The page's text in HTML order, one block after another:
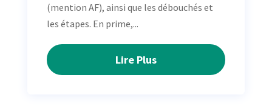
(mention AF), ainsi que les débouchés et
les étapes. En prime,...
Lire Plus